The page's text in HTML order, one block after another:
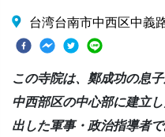
台湾台南市中西区中義
この寺院は、鄭成功の息
中西部区の中心部に建立
出した軍事・政治指導者